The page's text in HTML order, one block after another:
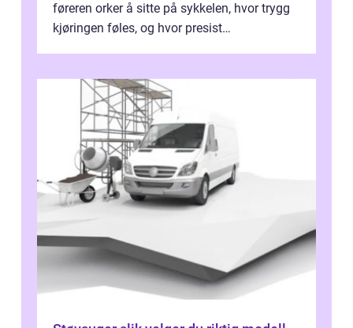
føreren orker å sitte på sykkelen, hvor trygg
kjøringen føles, og hvor presist